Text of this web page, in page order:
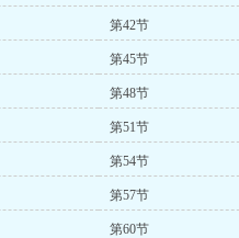
第42节
第45节
第48节
第51节
第54节
第57节
第60节